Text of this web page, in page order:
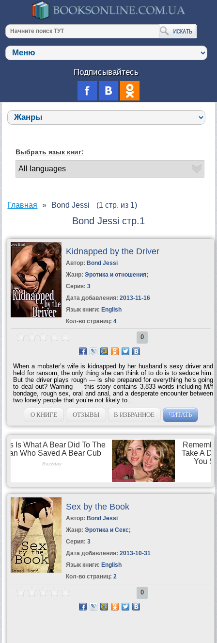
Подписывайтесь
Выбрать язык книг:
Главная Bond Jessi (1 стр. из 1)
Bond Jessi стр.1
Kidnapped by the Driver
Автор: Bond Jessi
Жанр: Эротика и отношения;
Серия: 3
Дата добавления: 2013-11-16
Язык книги: English
Кол-во страниц: 4
0
When a mobster’s wife is kidnapped by her husband’s sexy driver and
held for ransom, the only thing she can think of to do is to seduce him.
But the driver plays rough — is she prepared for everything he’s going
to deal out? Warning — this story contains 3,833 words including M/f
bondage, rough sex, oral and anal, and a desperate encounter between
two lonely people that you’re not likely to...
О КНИГЕ
ОТЗЫВЫ В ИЗБРАННОЕ ЧИТАТЬ
Sex by the Book
Автор: Bond Jessi
Жанр: Эротика и Секс;
Серия: 3
Дата добавления: 2013-10-31
Язык книги: English
Кол-во страниц: 2
0